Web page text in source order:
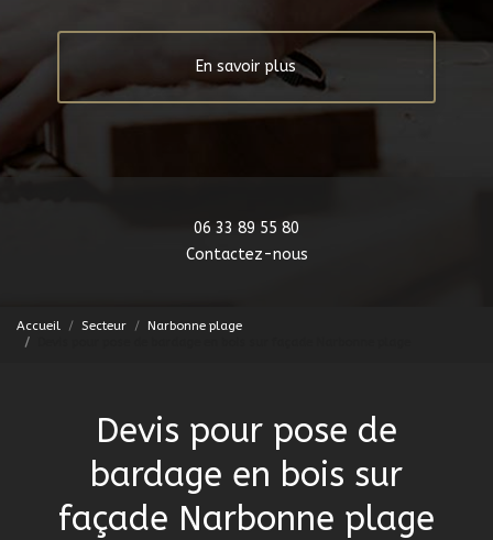
En savoir plus
06 33 89 55 80
Contactez-nous
Accueil Secteur
Narbonne plage
Devis pour pose de
bardage en bois sur
façade Narbonne plage